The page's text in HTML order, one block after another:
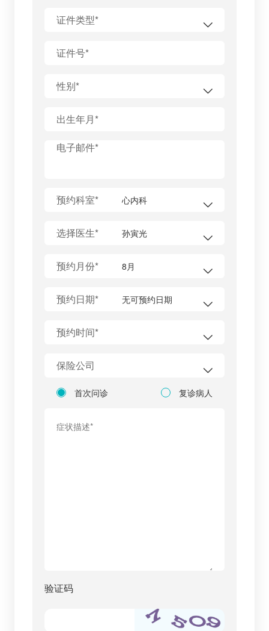
证件类型*
证件号*
性别*
出生年月*
电子邮件*
预约科室*
选择医生*
预约月份*
预约日期*
预约时间*
保险公司
首次问诊 复诊病人
验证码